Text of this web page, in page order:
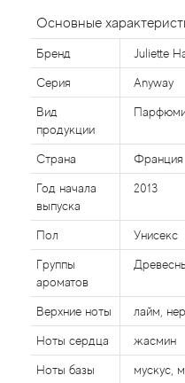
Основные
Бренд Juliette
Серия Anyway
Вид
продукции
Страна Франция
Год начала
выпуска
2013
Пол Унисекс
Группы
ароматов
Верхние ноты лайм,
Ноты сердца жасмин
Ноты базы мускус,
Aerin Lauder
Affinessence
Afnan
Agatha Ruiz de la Prada
Agent Provocateur
Agonist
Aigner
Aj Arabia (Widian)